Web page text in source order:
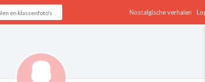
Nostalgische verhalen